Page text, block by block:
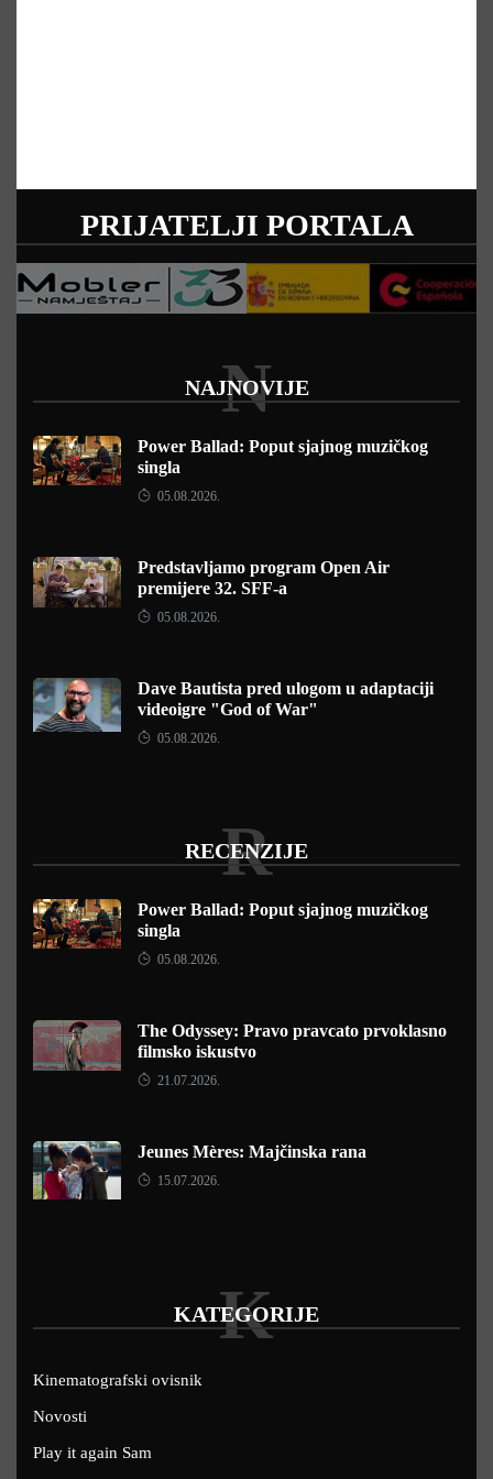
PRIJATELJI PORTALA
NAJNOVIJE
N
Power Ballad: Poput sjajnog muzičkog
singla
05.08.2026.
Predstavljamo program Open Air
premijere 32. SFF-a
05.08.2026.
Dave Bautista pred ulogom u adaptaciji
videoigre "God of War"
05.08.2026.
RECENZIJE
R
Power Ballad: Poput sjajnog muzičkog
singla
05.08.2026.
The Odyssey: Pravo pravcato prvoklasno
filmsko iskustvo
21.07.2026.
Jeunes Mères: Majčinska rana
15.07.2026.
KATEGORIJE
K
Kinematografski ovisnik
Novosti
Play it again Sam